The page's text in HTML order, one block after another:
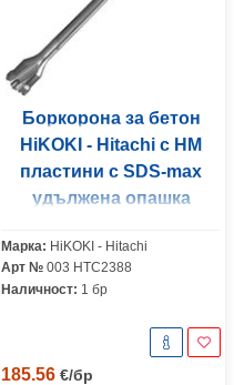
Боркорона за бетон
HiKOKI - Hitachi с HM
пластини с SDS-max
удължена опашка
Марка: HiKOKI - Hitachi
Арт № 003 HTC2388
Наличност: 1 бр
185.56 €/бр